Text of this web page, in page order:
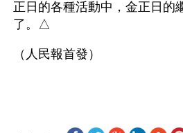
正日的各種活動中，金正日的
了。△
（人民報首發）